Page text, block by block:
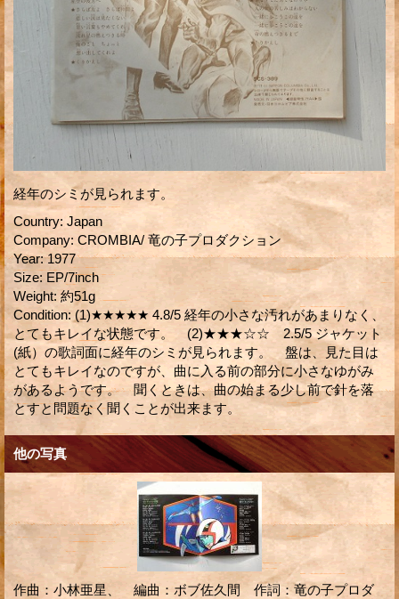
経年のシミが見られます。
Country: Japan
Company: CROMBIA/ 竜の子プロダクション
Year: 1977
Size: EP/7inch
Weight: 約51g
Condition: (1)★★★★★ 4.8/5 経年の小さな汚れがあまりなく、
とてもキレイな状態です。 (2)★★★☆☆ 2.5/5 ジャケット
(紙）の歌詞面に経年のシミが見られます。 盤は、見た目は
とてもキレイなのですが、曲に入る前の部分に小さなゆがみ
があるようです。 聞くときは、曲の始まる少し前で針を落
とすと問題なく聞くことが出来ます。
他の写真
作曲：小林亜星、 編曲：ボブ佐久間 作詞：竜の子プロダ